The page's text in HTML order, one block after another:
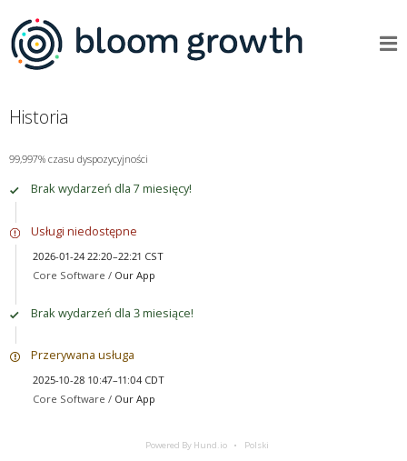
Historia
99,997% czasu dyspozycyjności
Brak wydarzeń dla 7 miesięcy!
Usługi niedostępne
2026-01-24 22:20–22:21 CST
Core Software / Our App
Brak wydarzeń dla 3 miesiące!
Przerywana usługa
2025-10-28 10:47–11:04 CDT
Core Software / Our App
Powered By Hund.io Polski